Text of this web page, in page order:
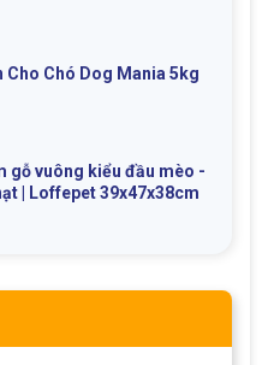
về mèo
Chính sách vận chuyển
Cho Chó Dog Mania 5kg
gỗ vuông kiểu đầu mèo -
| Loffepet 39x47x38cm